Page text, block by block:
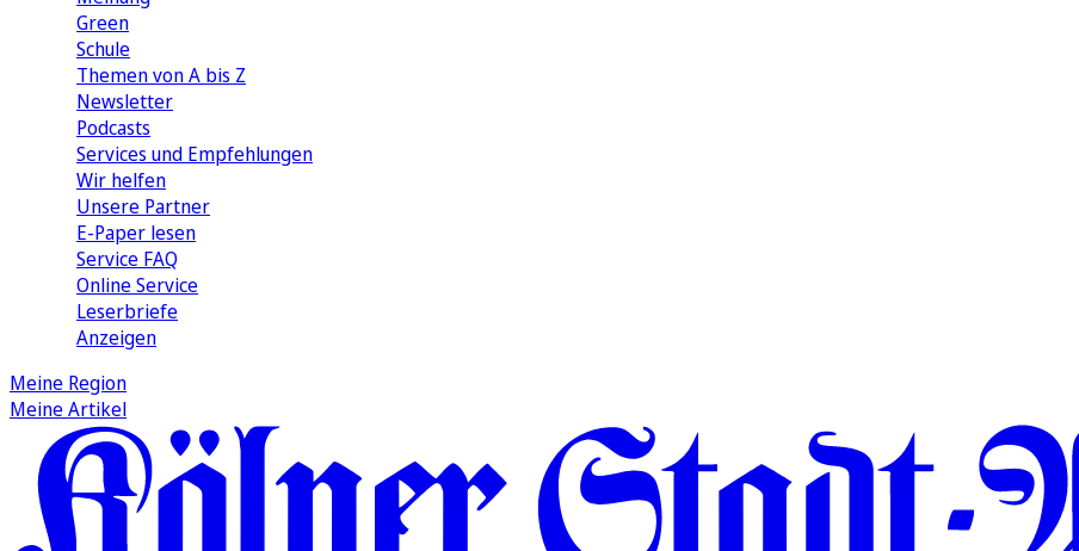
Green
Schule
Themen von A bis Z
Newsletter
Podcasts
Services und Empfehlungen
Wir helfen
Unsere Partner
E-Paper lesen
Service FAQ
Online Service
Leserbriefe
Anzeigen
Meine Region
Meine Artikel